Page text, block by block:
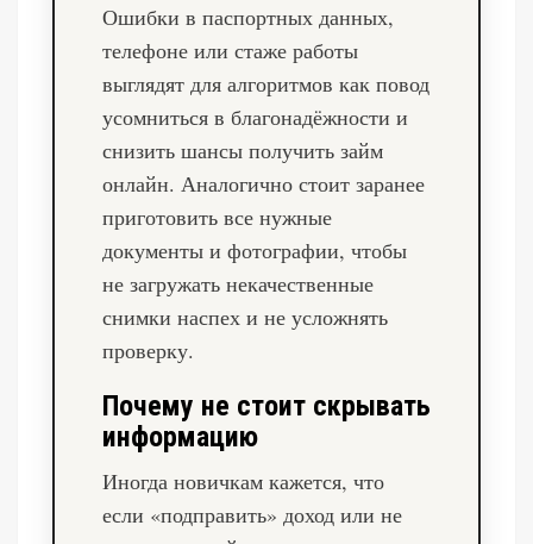
Ошибки в паспортных данных,
телефоне или стаже работы
выглядят для алгоритмов как повод
усомниться в благонадёжности и
снизить шансы получить займ
онлайн. Аналогично стоит заранее
приготовить все нужные
документы и фотографии, чтобы
не загружать некачественные
снимки наспех и не усложнять
проверку.
Почему не стоит скрывать
информацию
Иногда новичкам кажется, что
если «подправить» доход или не